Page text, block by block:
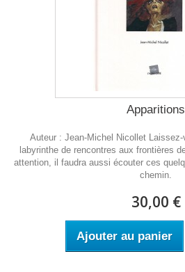
Apparitions
Auteur : Jean-Michel Nicollet
labyrinthe de rencontres aux frontières
attention, il faudra aussi écouter ces
chemin.
30,00 €
Ajouter au panier